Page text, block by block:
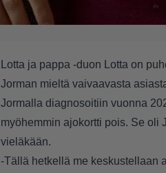
Lotta ja pappa -duon Lotta on
Jorman mieltä vaivaavasta
Jormalla diagnosoitiin vuonna
myöhemmin ajokortti pois. Se oli
vieläkään.
-Tällä hetkellä me keskustellaan